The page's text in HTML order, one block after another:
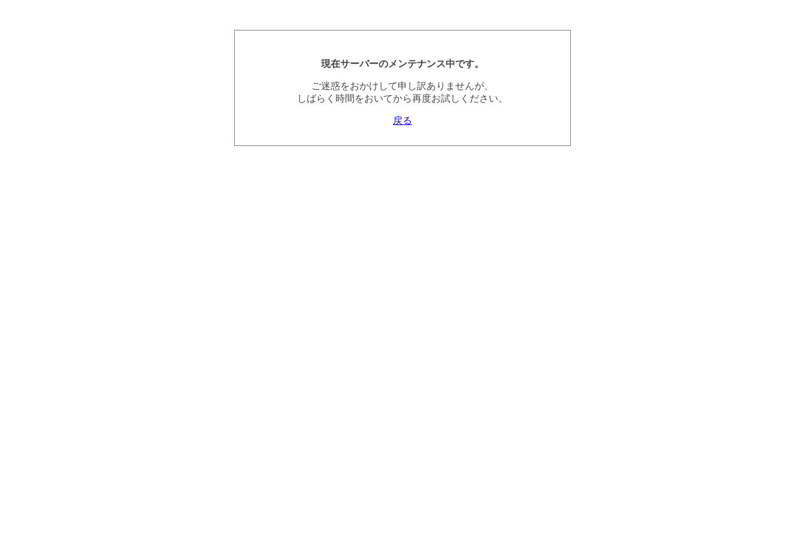
現在サーバーのメンテナンス中です。
ご迷惑をおかけして申し訳ありませんが、
しばらく時間をおいてから再度お試しください。
戻る